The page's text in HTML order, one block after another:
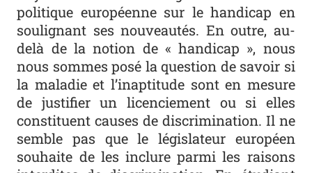
politique européenne sur le handicap en
soulignant ses nouveautés. En outre, au-
delà de la notion de « handicap », nous
nous sommes posé la question de savoir si
la maladie et l’inaptitude sont en mesure
de justifier un licenciement ou si elles
constituent causes de discrimination. Il ne
semble pas que le législateur européen
souhaite de les inclure parmi les raisons